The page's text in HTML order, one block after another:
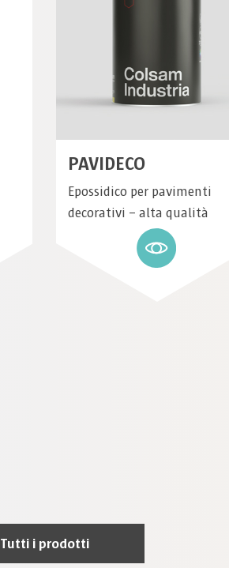
PAVIDECO
Epossidico per pavimenti
decorativi – alta qualità
Tutti i prodotti